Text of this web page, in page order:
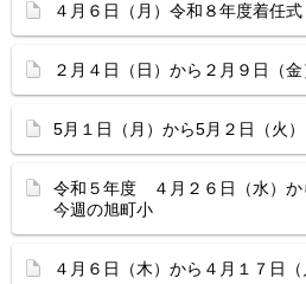
４月６日（月）令和８年度着任
２月４日（日）から２月９日（
5月１日（月）から5月２日（火
令和５年度 ４月２６日（水）
今週の旭町小
４月６日（木）から４月１７日